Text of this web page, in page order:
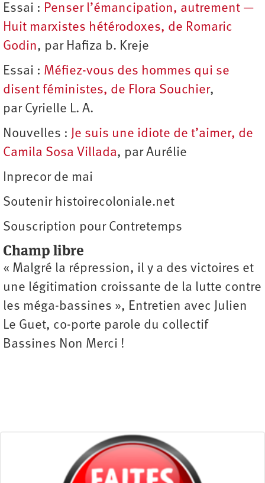
Essai : Penser l’émancipation, autrement —
Huit marxistes hétérodoxes, de Romaric
Godin, par Hafiza b. Kreje
Essai : Méfiez-vous des hommes qui se
disent féministes, de Flora Souchier,
par Cyrielle L. A.
Nouvelles : Je suis une idiote de t’aimer, de
Camila Sosa Villada, par Aurélie
Inprecor de mai
Soutenir histoirecoloniale.net
Souscription pour Contretemps
Champ libre
« Malgré la répression, il y a des victoires et
une légitimation croissante de la lutte contre
les méga-bassines », Entretien avec Julien
Le Guet, co-porte parole du collectif
Bassines Non Merci !